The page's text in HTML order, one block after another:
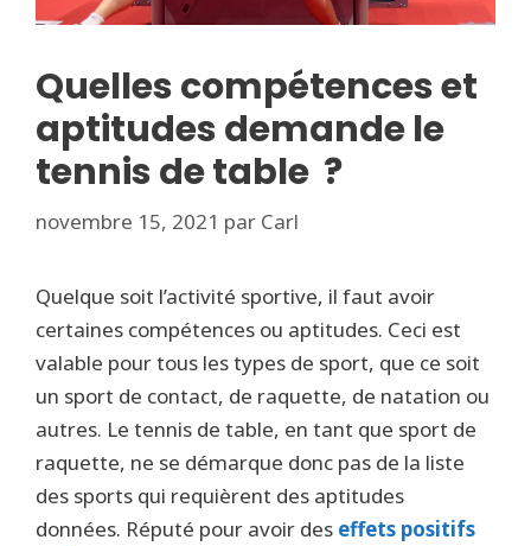
Quelles compétences et
aptitudes demande le
tennis de table ?
novembre 15, 2021 par Carl
Quelque soit l’activité sportive, il faut avoir
certaines compétences ou aptitudes. Ceci est
valable pour tous les types de sport, que ce soit
un sport de contact, de raquette, de natation ou
autres. Le tennis de table, en tant que sport de
raquette, ne se démarque donc pas de la liste
des sports qui requièrent des aptitudes
données. Réputé pour avoir des effets positifs